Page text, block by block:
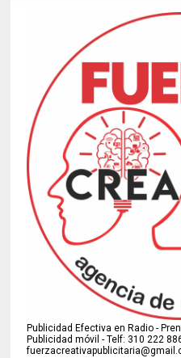
Publicidad Efectiva en Radio -
Publicidad móvil - Telf: 310 222